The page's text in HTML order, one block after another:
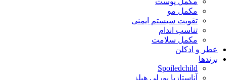
مکمل مو
تقویت سیستم ایمنی
تناسب اندام
مکمل سلامت
عطر و ادکلن
برندها
Spoiledchild
آناستازيا بورلي هيلز